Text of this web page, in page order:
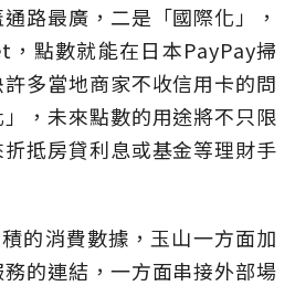
路最廣，二是「國際化」，
點數就能在日本PayPay掃
多當地商家不收信用卡的問
，未來點數的用途將不只限
抵房貸利息或基金等理財手
的消費數據，玉山一方面加
的連結，一方面串接外部場